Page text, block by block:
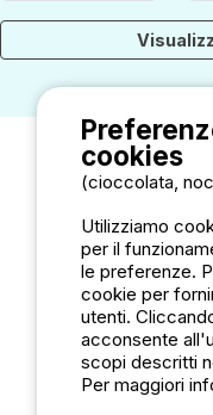
Domaine de
Le vacanze sono
troppo corte per
non approfittarne
cookies
(cioccolata,
Utilizziamo
per il
le preferenze.
cookie per
utenti.
acconsente
scopi descritti
Per maggiori